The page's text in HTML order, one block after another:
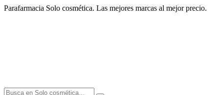
Parafarmacia Solo cosmética. Las mejores marcas al mejor precio.